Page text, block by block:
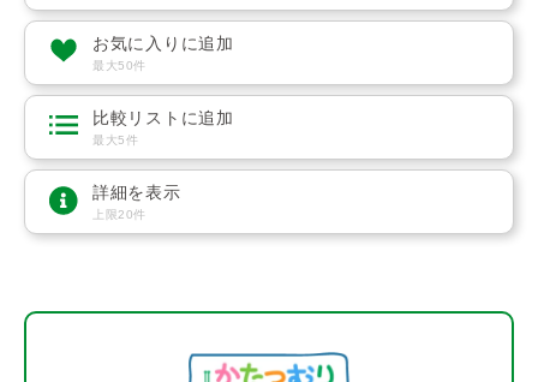
お気に入りに追加
最大50件
比較リストに追加
最大5件
詳細を表示
上限20件